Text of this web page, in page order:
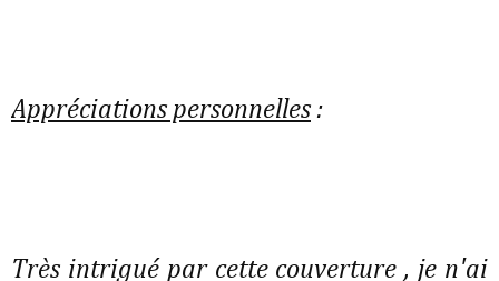
Appréciations personnelles :
Très intrigué par cette couverture , je n'ai